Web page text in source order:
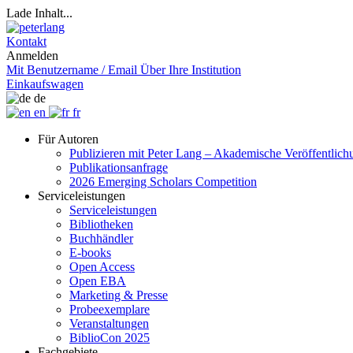
Lade Inhalt...
Kontakt
Anmelden
Mit Benutzername / Email Über Ihre Institution
Einkaufswagen
de
en
fr
Für Autoren
Publizieren mit Peter Lang – Akademische
Publikationsanfrage
2026 Emerging Scholars Competition
Serviceleistungen
Serviceleistungen
Bibliotheken
Buchhändler
E-books
Open Access
Open EBA
Marketing & Presse
Probeexemplare
Veranstaltungen
BiblioCon 2025